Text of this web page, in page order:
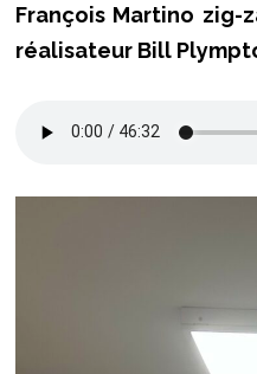
François Martino zig-
réalisateur Bill